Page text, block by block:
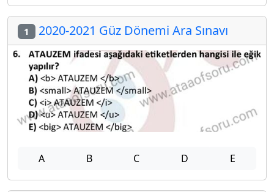
1 2020-2021 Güz Dönemi Ara Sınavı
A B C D E